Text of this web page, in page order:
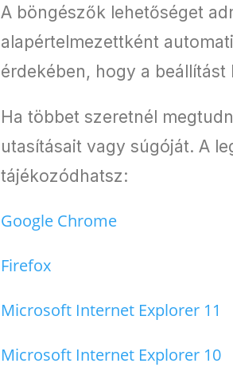
A böngészők lehetőséget
alapértelmezettként
érdekében, hogy a
Ha többet szeretnél
utasításait vagy súgóját. A
tájékozódhatsz:
Google Chrome
Firefox
Microsoft Internet Explorer 11
Microsoft Internet Explorer 10